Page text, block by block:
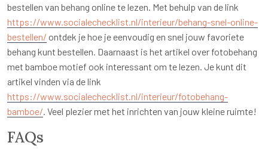
bestellen van behang online te lezen. Met behulp van de link
https://www.socialechecklist.nl/interieur/behang-snel-online-
bestellen/ ontdek je hoe je eenvoudig en snel jouw favoriete
behang kunt bestellen. Daarnaast is het artikel over fotobehang
met bamboe motief ook interessant om te lezen. Je kunt dit
artikel vinden via de link
https://www.socialechecklist.nl/interieur/fotobehang-
bamboe/ . Veel plezier met het inrichten van jouw kleine ruimte!
FAQs